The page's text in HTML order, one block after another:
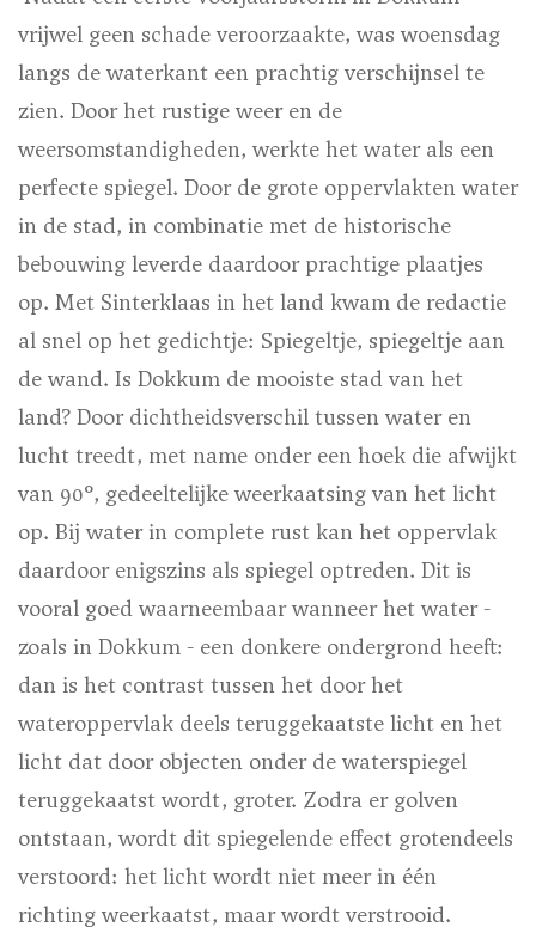
vrijwel geen schade veroorzaakte, was woensdag
langs de waterkant een prachtig verschijnsel te
zien. Door het rustige weer en de
weersomstandigheden, werkte het water als een
perfecte spiegel. Door de grote oppervlakten water
in de stad, in combinatie met de historische
bebouwing leverde daardoor prachtige plaatjes
op. Met Sinterklaas in het land kwam de redactie
al snel op het gedichtje: Spiegeltje, spiegeltje aan
de wand. Is Dokkum de mooiste stad van het
land? Door dichtheidsverschil tussen water en
lucht treedt, met name onder een hoek die afwijkt
van 90°, gedeeltelijke weerkaatsing van het licht
op. Bij water in complete rust kan het oppervlak
daardoor enigszins als spiegel optreden. Dit is
vooral goed waarneembaar wanneer het water -
zoals in Dokkum - een donkere ondergrond heeft:
dan is het contrast tussen het door het
wateroppervlak deels teruggekaatste licht en het
licht dat door objecten onder de waterspiegel
teruggekaatst wordt, groter. Zodra er golven
ontstaan, wordt dit spiegelende effect grotendeels
verstoord: het licht wordt niet meer in één
richting weerkaatst, maar wordt verstrooid.